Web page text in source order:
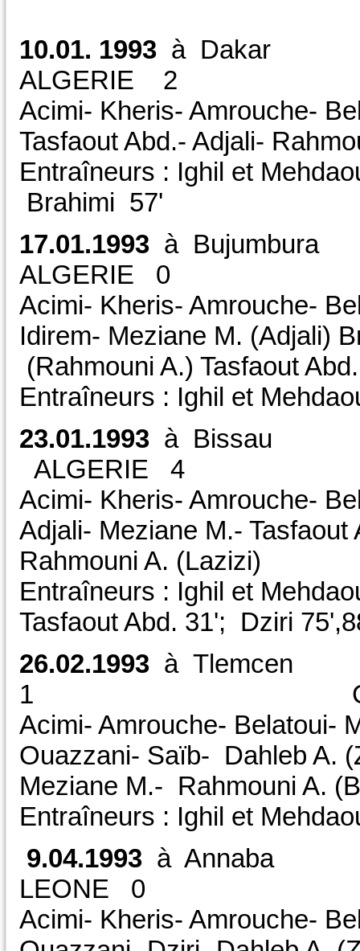
10.01. 1993 à
ALGERIE
Acimi- Kheris- Amrouche-
Tasfaout Abd.- Adjali-
Entraîneurs : Ighil et
Brahimi 57'
17.01.1993 à
ALGERIE 0
Acimi- Kheris- Amrouche-
Idirem- Meziane M. (Adjali)
(Rahmouni A.) Tasfaout Abd.
Entraîneurs : Ighil et
23.01.1993 à Bissau
ALGERIE 4
Acimi- Kheris- Amrouche-
Adjali- Meziane M.- Tasfaout
Rahmouni A. (Lazizi)
Entraîneurs : Ighil et
Tasfaout Abd. 31'; Dziri
26.02.1993 à
1 CDM /
Acimi- Amrouche- Belatoui-
Ouazzani- Saïb- Dahleb A.
Meziane M.- Rahmouni A.
Entraîneurs : Ighil et
9.04.1993 à Annaba
LEONE 0
Acimi- Kheris- Amrouche-